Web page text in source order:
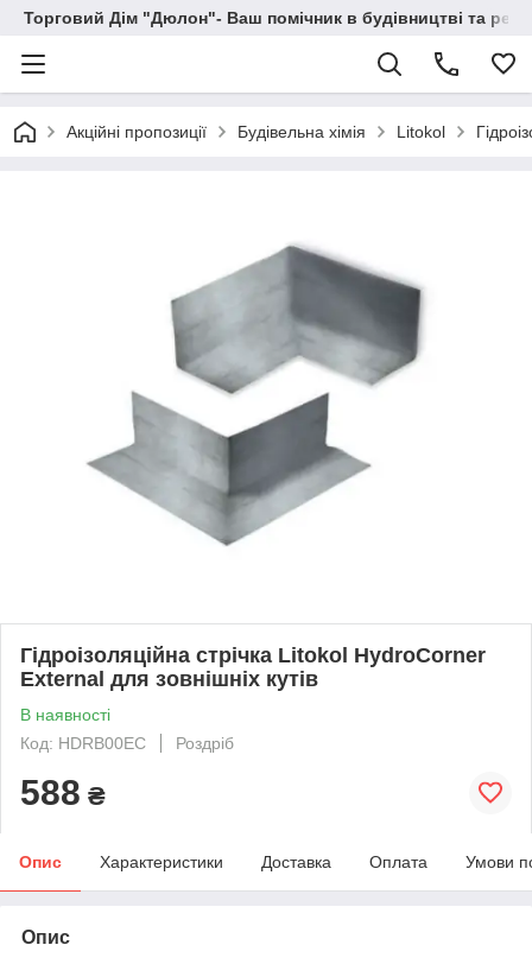
Торговий Дім "Дюлон"- Ваш помічник в будівництві та
Акційні пропозиції Будівельна хімія Litokol
Гідроізоляційна стрічка Litokol HydroCorner
External для зовнішніх кутів
В наявності
Код: HDRB00EC
Роздріб
588 ₴
Опис Характеристики Доставка Оплата Умови
Опис